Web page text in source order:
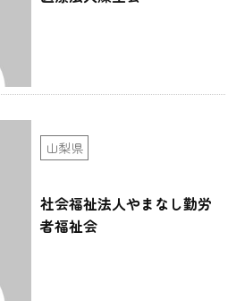
山梨県
社会福祉法人やまなし勤労
者福祉会